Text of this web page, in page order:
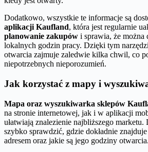
Dodatkowo, wszystkie te informacje są
aplikacji Kaufland, która jest regularnie
planowanie zakupów i sprawia, że można
lokalnych godzin pracy. Dzięki tym
otwarcia zajmuje zaledwie kilka chwil, co
niepotrzebnych nieporozumień.
Jak korzystać z mapy i
Mapa oraz wyszukiwarka sklepów
na stronie internetowej, jak i w aplikacji
ułatwiają znalezienie najbliższego
szybko sprawdzić, gdzie dokładnie
adresem oraz jakie są jego godziny otwarcia.